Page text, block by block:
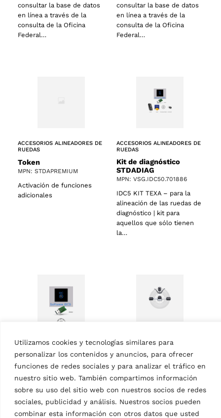
Utilizamos cookies y tecnologías similares para
personalizar los contenidos y anuncios, para ofrecer
funciones de redes sociales y para analizar el tráfico en
nuestro sitio web. También compartimos información
sobre su uso del sitio web con nuestros socios de redes
sociales, publicidad y análisis. Nuestros socios pueden
combinar esta información con otros datos que usted
consultar la base de datos
en línea a través de la
consulta de la Oficina
Federal…
consultar la base de datos
en línea a través de la
consulta de la Oficina
Federal…
ACCESORIOS ALINEADORES DE
RUEDAS
Token
MPN: STDAPREMIUM
Activación de funciones
adicionales
ACCESORIOS ALINEADORES DE
RUEDAS
Kit de diagnóstico
STDADIAG
MPN: VSG.IDC50.701886
IDC5 KIT TEXA – para la
alineación de las ruedas de
diagnóstico | kit para
aquellos que sólo tienen
la…
RUEDAS
Kit de diagnóstico
STDADIAG/SW
MPN: VSG.SW500.701893
TEXA IDC5 SW KIT – para la
ACCESORIOS ALINEADORES DE
RUEDAS
Garras de ruedas Fast
clamps
MPN: VSG.FC167.701916
Garras de montaje rápido |
para alineadores 3D,
turismo, tamaño del